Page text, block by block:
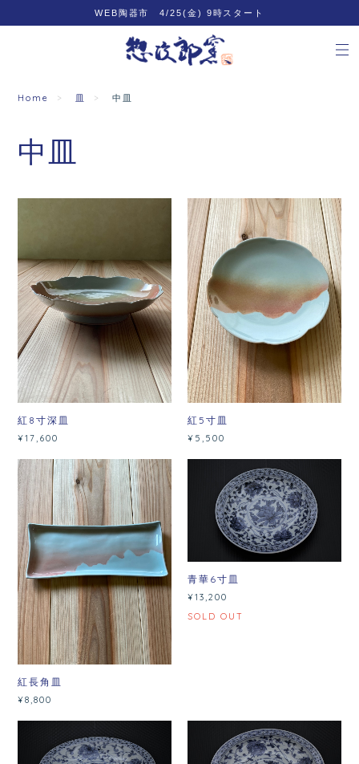
WEB陶器市 4/25(金) 9時スタート
Home 皿 中皿
中皿
紅8寸深皿
¥17,600
紅5寸皿
¥5,500
紅長角皿
¥8,800
青華6寸皿
¥13,200
SOLD OUT